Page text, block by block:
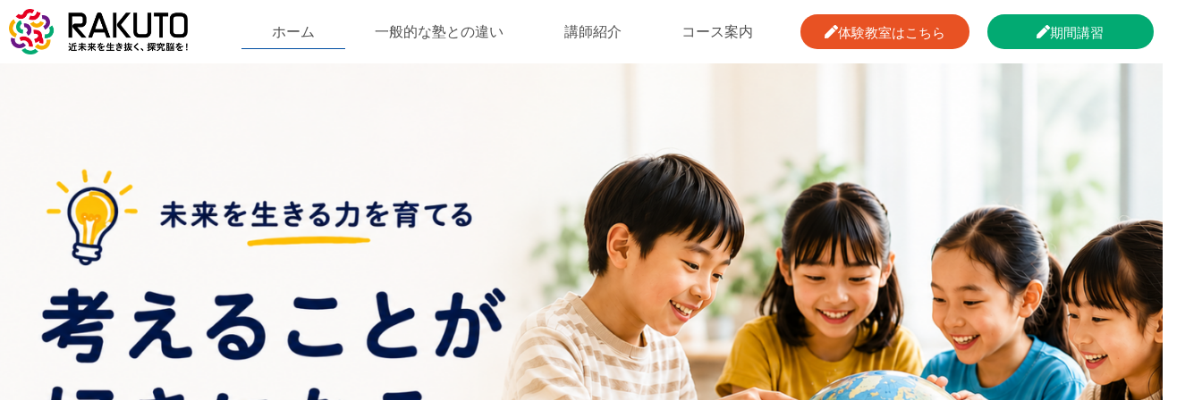
ホーム 一般的な塾との違い 講師紹介 コース案内 体験教室はこちら 期間講習